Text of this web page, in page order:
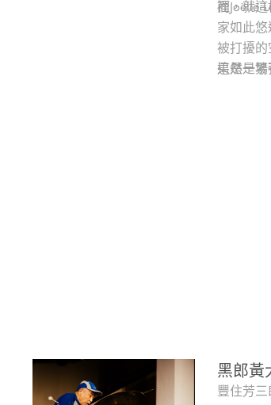
裡，就這
而Joëlle
家如此
被打擾的
果然是繁
這是一場
黑郎黃
豐住芳三